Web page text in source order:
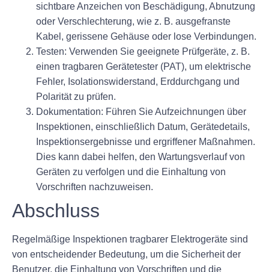
sichtbare Anzeichen von Beschädigung, Abnutzung
oder Verschlechterung, wie z. B. ausgefranste
Kabel, gerissene Gehäuse oder lose Verbindungen.
Testen: Verwenden Sie geeignete Prüfgeräte, z. B.
einen tragbaren Gerätetester (PAT), um elektrische
Fehler, Isolationswiderstand, Erddurchgang und
Polarität zu prüfen.
Dokumentation: Führen Sie Aufzeichnungen über
Inspektionen, einschließlich Datum, Gerätedetails,
Inspektionsergebnisse und ergriffener Maßnahmen.
Dies kann dabei helfen, den Wartungsverlauf von
Geräten zu verfolgen und die Einhaltung von
Vorschriften nachzuweisen.
Abschluss
Regelmäßige Inspektionen tragbarer Elektrogeräte sind
von entscheidender Bedeutung, um die Sicherheit der
Benutzer, die Einhaltung von Vorschriften und die